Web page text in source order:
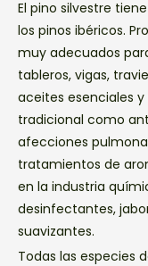
El pino silvestre
los pinos ibéricos.
muy adecuados
tableros, vigas,
aceites esenciales
tradicional como
afecciones
tratamientos de
en la industria
desinfectantes,
suavizantes.
Todas las especies